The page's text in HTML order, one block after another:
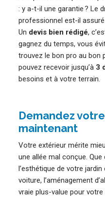
: y a-t-il une garantie ? Le
professionnel est-il assuré
Un devis bien rédigé,
gagnez du temps, vous
trouvez le bon pro au bon
pouvez recevoir jusqu’à 3
besoins et à votre terrain.
Demandez
maintenant
Votre extérieur mérite
une allée mal conçue.
l’esthétique de votre
voiture, l’aménagement
vraie plus-value pour votre